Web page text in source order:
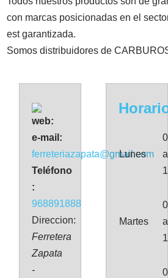
con marcas posicionadas en el
est garantizada.
Somos distribuidores de
web:
e-mail:
ferreteriazapata@gmail.com
Teléfono
:
968891888
Direccion:
Ferretera
Zapata
-
Lunes
a
Martes
a